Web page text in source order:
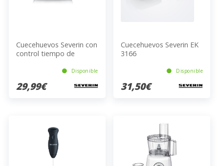
Cuecehuevos Severin con
control tiempo de
Disponible
29,99€
Cuecehuevos Severin EK
3166
Disponible
31,50€